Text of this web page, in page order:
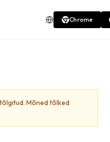
Chrome
Mõned tõlked